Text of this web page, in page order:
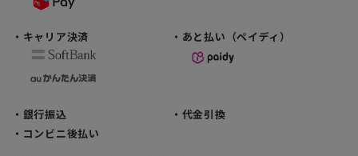
・キャリア決済 ・あと払い（ペイディ）
・銀行振込
・代金引換
・コンビニ後払い